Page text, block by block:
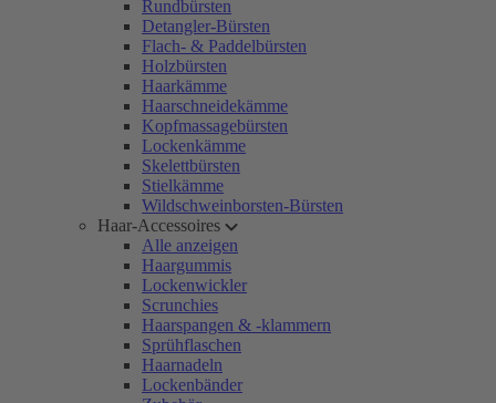
Rundbürsten
Detangler-Bürsten
Flach- & Paddelbürsten
Holzbürsten
Haarkämme
Haarschneidekämme
Kopfmassagebürsten
Lockenkämme
Skelettbürsten
Stielkämme
Wildschweinborsten-Bürsten
Haar-Accessoires
Alle anzeigen
Haargummis
Lockenwickler
Scrunchies
Haarspangen & -klammern
Sprühflaschen
Haarnadeln
Lockenbänder